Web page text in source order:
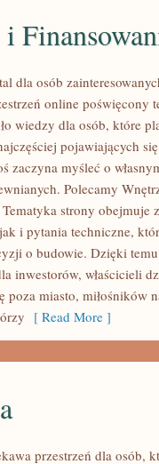
dla osób
online poświęcony
wiedzy dla osób, które
pojawiających
zaczyna myśleć o
Polecamy
strony obejmuje
i pytania techniczne,
o budowie. Dzięki
inwestorów, właścicieli
poza miasto, miłośników
[ Read More ]
przestrzeń dla osób,